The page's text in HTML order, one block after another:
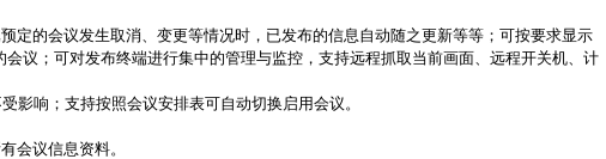
的会议发生取消、变更等情况时，已发布的信息自动随之更新等等；可按要求显示
议；可对发布终端进行集中的管理与监控，支持远程抓取当前画面、远程开关机、计
影响；支持按照会议安排表可自动切换启用会议。
会议信息资料。